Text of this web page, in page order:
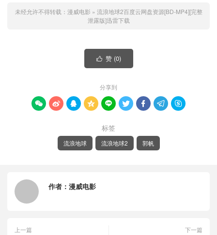
未经允许不得转载： 漫威电影 » 流浪地球2百度云网盘资源[BD-MP4][完整
泄露版]迅雷下载
 赞 (0)
分享到
        
标签
流浪地球 流浪地球2 郭帆
作者： 漫威电影
上一篇 下一篇